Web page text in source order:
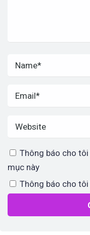
Thông báo cho
mục này
Thông báo cho